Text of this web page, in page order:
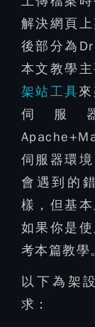
解決網頁
後部分為
本文教學
架站工具
伺服
伺服器環
會遇到的
樣，但基
如果你是
考本篇教學
以下為架
求：